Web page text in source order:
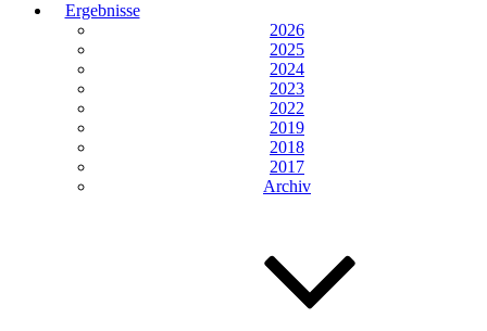
Ergebnisse
2026
2025
2024
2023
2022
2019
2018
2017
Archiv